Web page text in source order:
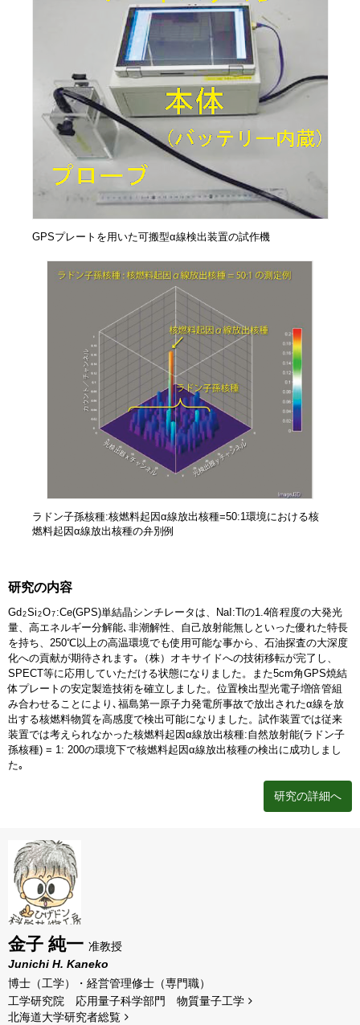
GPSプレートを用いた可搬型α線検出装置の試作機
ラドン子孫核種:核燃料起因α線放出核種=50:1環境における核
燃料起因α線放出核種の弁別例
研究の内容
Gd2Si 2O7 :Ce(GPS)単結晶シンチレータは、NaI:Tlの1.4倍程度の大発光
量、高エネルギー分解能､非潮解性、自己放射能無しといった優れた特長
を持ち、250℃以上の高温環境でも使用可能な事から、石油探査の大深度
化への貢献が期待されます｡（株）オキサイドへの技術移転が完了し、
SPECT等に応用していただける状態になりました。また5cm角GPS焼結
体プレートの安定製造技術を確立しました。位置検出型光電子増倍管組
み合わせることにより､福島第一原子力発電所事故で放出されたα線を放
出する核燃料物質を高感度で検出可能になりました。試作装置では従来
装置では考えられなかった核燃料起因α線放出核種:自然放射能(ラドン子
孫核種) = 1: 200の環境下で核燃料起因α線放出核種の検出に成功しまし
た｡
研究の詳細へ
金子 純一 准教授
Junichi H. Kaneko
博士（工学）・経営管理修士（専門職）
工学研究院 応用量子科学部門 物質量子工学
北海道⼤学研究者総覧